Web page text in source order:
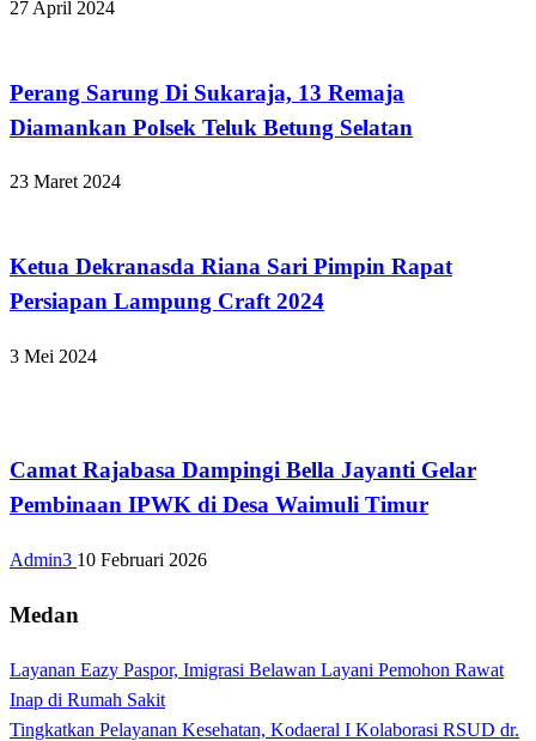
27 April 2024
Perang Sarung Di Sukaraja, 13 Remaja
Diamankan Polsek Teluk Betung Selatan
23 Maret 2024
Ketua Dekranasda Riana Sari Pimpin Rapat
Persiapan Lampung Craft 2024
3 Mei 2024
Camat Rajabasa Dampingi Bella Jayanti Gelar
Pembinaan IPWK di Desa Waimuli Timur
Admin3 10 Februari 2026
Medan
Layanan Eazy Paspor, Imigrasi Belawan Layani Pemohon Rawat
Inap di Rumah Sakit
Tingkatkan Pelayanan Kesehatan, Kodaeral I Kolaborasi RSUD dr.